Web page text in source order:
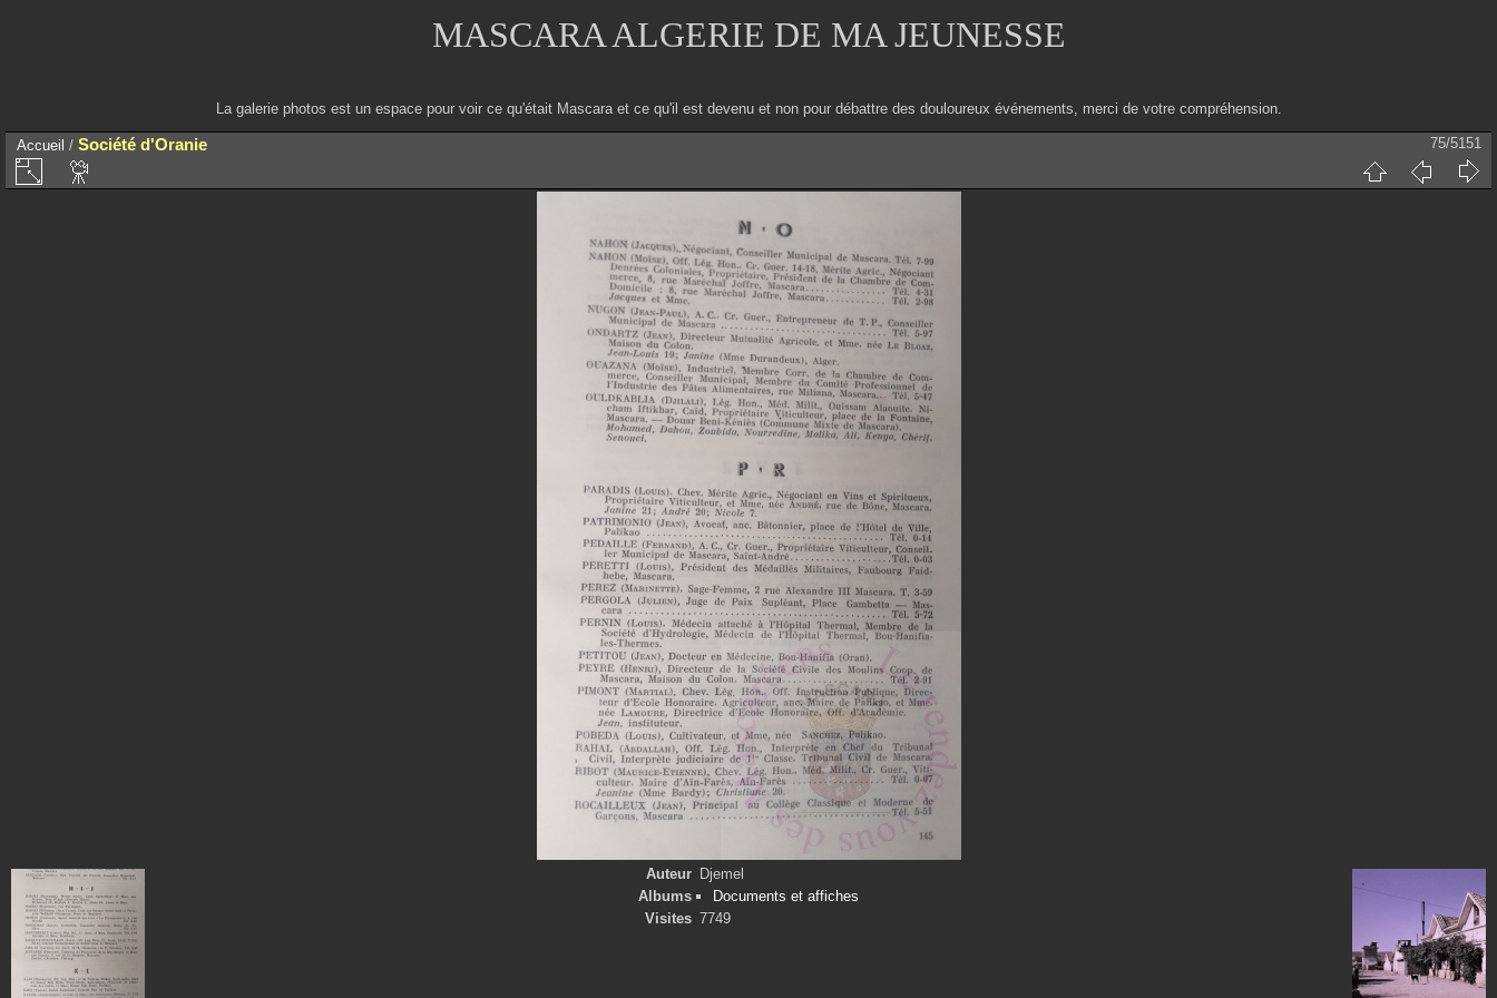
MASCARA ALGERIE DE MA JEUNESSE
La galerie photos est un espace pour voir ce qu'était Mascara et ce qu'il est devenu et non pour débattre des douloureux événements, merci de votre compréhension.
Accueil / Société d'Oranie 75/5151
Auteur Djemel
Albums
Documents et affiches
Visites 7749